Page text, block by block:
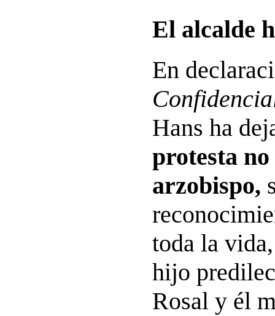
El alcalde
En
Hans ha
protesta
arzobispo,
toda la
hijo
Rosal y él